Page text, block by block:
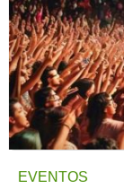
EVENTOS